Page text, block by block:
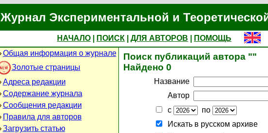
Журнал Экспериментальной и
НАЧАЛО ПОИСК ДЛЯ АВТОРОВ
ПОМОЩЬ
Общая информация о журнале
Золотые страницы
Адреса редакции
Содержание журнала
Сообщения редакции
Правила для авторов
Загрузить статью
Поиск публикаций автора ""
Найдено 0
Название
Автор
с
по
Искать в русском архиве